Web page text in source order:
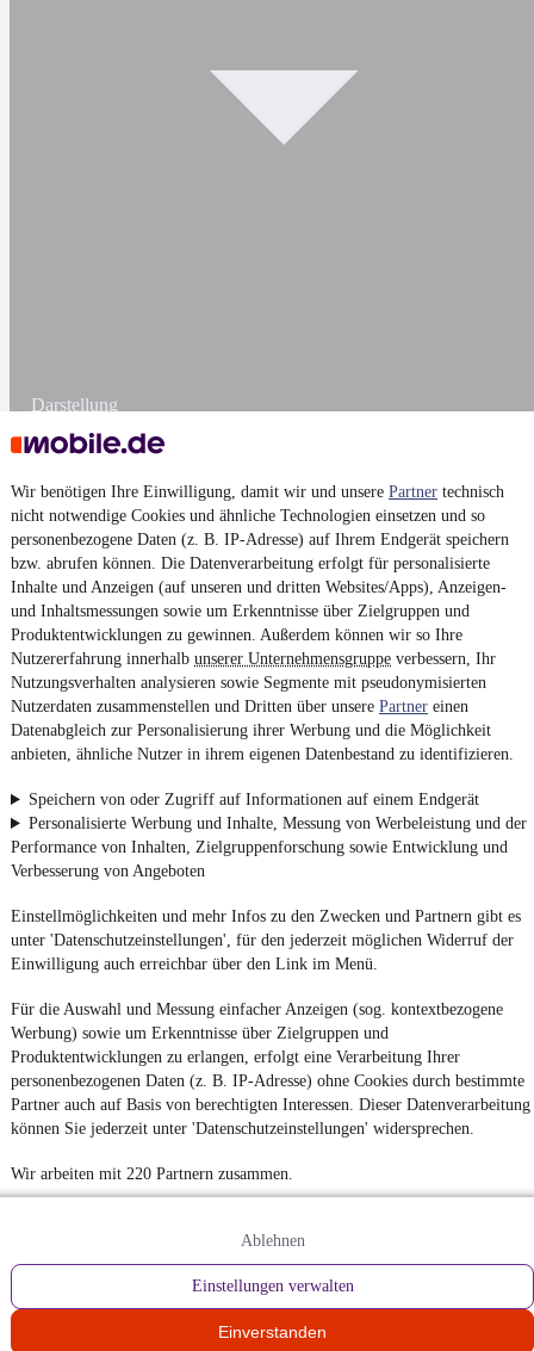
Wir benötigen Ihre Einwilligung, damit wir und unsere Partner technisch
nicht notwendige Cookies und ähnliche Technologien einsetzen und so
personenbezogene Daten (z. B. IP-Adresse) auf Ihrem Endgerät speichern
bzw. abrufen können. Die Datenverarbeitung erfolgt für personalisierte
Inhalte und Anzeigen (auf unseren und dritten Websites/Apps), Anzeigen-
und Inhaltsmessungen sowie um Erkenntnisse über Zielgruppen und
Produktentwicklungen zu gewinnen. Außerdem können wir so Ihre
Nutzererfahrung innerhalb unserer Unternehmensgruppe verbessern, Ihr
Nutzungsverhalten analysieren sowie Segmente mit pseudonymisierten
Nutzerdaten zusammenstellen und Dritten über unsere Partner einen
Datenabgleich zur Personalisierung ihrer Werbung und die Möglichkeit
anbieten, ähnliche Nutzer in ihrem eigenen Datenbestand zu identifizieren.
Speichern von oder Zugriff auf Informationen auf einem Endgerät
Personalisierte Werbung und Inhalte, Messung von Werbeleistung und der
Performance von Inhalten, Zielgruppenforschung sowie Entwicklung und
Verbesserung von Angeboten
Einstellmöglichkeiten und mehr Infos zu den Zwecken und Partnern gibt es
unter 'Datenschutzeinstellungen', für den jederzeit möglichen Widerruf der
Einwilligung auch erreichbar über den Link im Menü.
Für die Auswahl und Messung einfacher Anzeigen (sog. kontextbezogene
Werbung) sowie um Erkenntnisse über Zielgruppen und
Produktentwicklungen zu erlangen, erfolgt eine Verarbeitung Ihrer
personenbezogenen Daten (z. B. IP-Adresse) ohne Cookies durch bestimmte
Partner auch auf Basis von berechtigten Interessen. Dieser Datenverarbeitung
können Sie jederzeit unter 'Datenschutzeinstellungen' widersprechen.
Wir arbeiten mit 220 Partnern zusammen.
Ablehnen
Einstellungen verwalten
Einverstanden
Darstellung